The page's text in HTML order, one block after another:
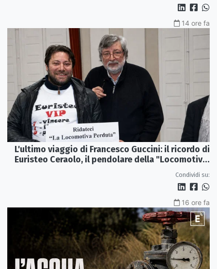
14 ore fa
L'ultimo viaggio di Francesco Guccini: il ricordo di
Euristeo Ceraolo, il pendolare della "Locomotiva
Condividi su:
16 ore fa